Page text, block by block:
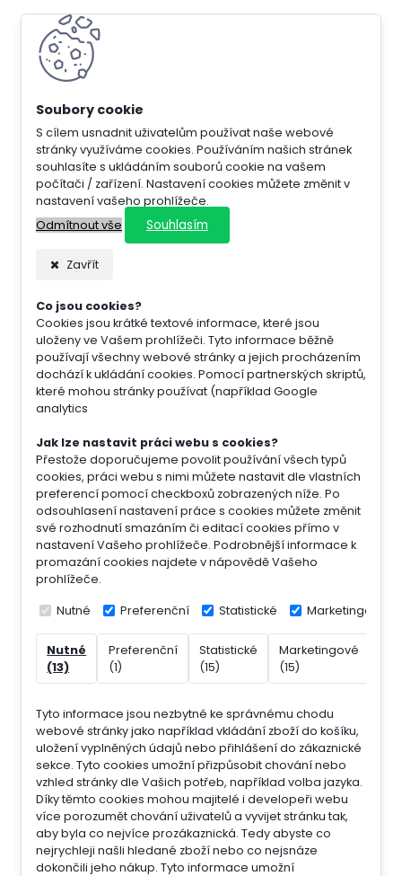
S cílem usnadnit uživatelům používat naše webové
stránky využíváme cookies. Používáním našich stránek
souhlasíte s ukládáním souborů cookie na vašem
počítači / zařízení. Nastavení cookies můžete změnit v
nastavení vašeho prohlížeče.
Odmítnout vše
Souhlasím
Zavřít
Co jsou cookies?
Cookies jsou krátké textové informace, které jsou
uloženy ve Vašem prohlížeči. Tyto informace běžně
používají všechny webové stránky a jejich procházením
dochází k ukládání cookies. Pomocí partnerských skriptů,
které mohou stránky používat (například Google
analytics
Jak lze nastavit práci webu s cookies?
Přestože doporučujeme povolit používání všech typů
cookies, práci webu s nimi můžete nastavit dle vlastních
preferencí pomocí checkboxů zobrazených níže. Po
odsouhlasení nastavení práce s cookies můžete změnit
své rozhodnutí smazáním či editací cookies přímo v
nastavení Vašeho prohlížeče. Podrobnější informace k
promazání cookies najdete v nápovědě Vašeho
prohlížeče.
Nutné Preferenční Statistické Marketingové
Nutné
(13)
Preferenční
(1)
Statistické
(15)
Marketingové
(15)
Tyto informace jsou nezbytné ke správnému chodu
webové stránky jako například vkládání zboží do košíku,
uložení vyplněných údajů nebo přihlášení do zákaznické
sekce. Tyto cookies umožní přizpůsobit chování nebo
vzhled stránky dle Vašich potřeb, například volba jazyka.
Díky těmto cookies mohou majitelé i developeři webu
více porozumět chování uživatelů a vyvijet stránku tak,
aby byla co nejvíce prozákaznická. Tedy abyste co
nejrychleji našli hledané zboží nebo co nejsnáze
dokončili jeho nákup. Tyto informace umožní